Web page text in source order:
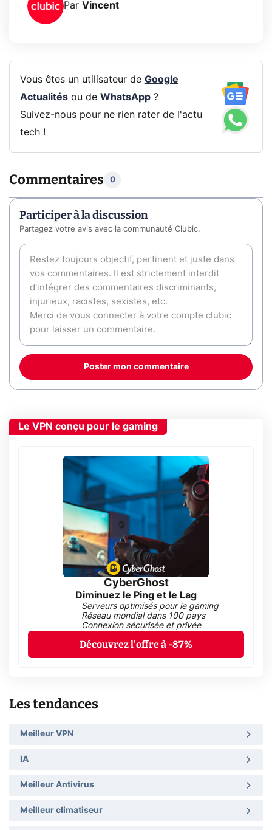
Par Vincent
Vous êtes un utilisateur de Google
Actualitésou de WhatsApp?
Suivez-nous pour ne rien rater de l'actu
tech !
Commentaires 0
Participer à la discussion
Partagez votre avis avec la communauté Clubic.
Poster mon commentaire
Le VPN conçu pour le gaming
CyberGhost
Diminuez le Ping et le Lag
Serveurs optimisés pour le gaming
Réseau mondial dans 100 pays
Connexion sécurisée et privée
Découvrez l'offre à -87%
Les tendances
Meilleur VPN
IA
Meilleur Antivirus
Meilleur climatiseur